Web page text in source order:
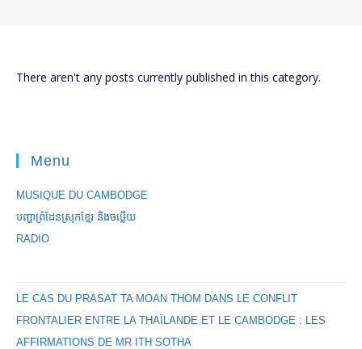
There aren't any posts currently published in this category.
Menu
MUSIQUE DU CAMBODGE
បញ្ហាព្រំដែនស្រុកខ្មែរ និងចឞ្លើយ
RADIO
LE CAS DU PRASAT TA MOAN THOM DANS LE CONFLIT
FRONTALIER ENTRE LA THAÏLANDE ET LE CAMBODGE : LES
AFFIRMATIONS DE MR ITH SOTHA